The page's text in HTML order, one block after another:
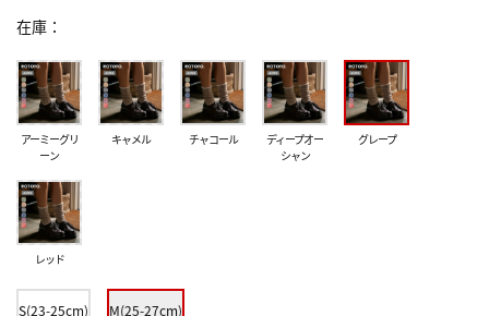
在庫
アーミーグリ
ーン
キャメル チャコール
ディープオー
シャン
グレープ
レッド
S(23-25cm) M(25-27cm)